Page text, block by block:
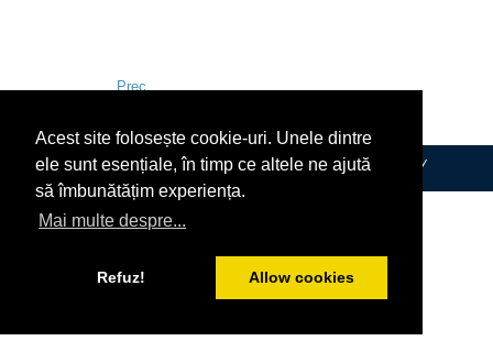
Acest site folosește cookie-uri. Unele dintre
ele sunt esențiale, în timp ce altele ne ajută
să îmbunătățim experiența.
Mai multe despre...
Refuz! Allow cookies
Prec
© Copyright 2017-2025 Datina de George Burețea |Designed by
viorelianasi.ro